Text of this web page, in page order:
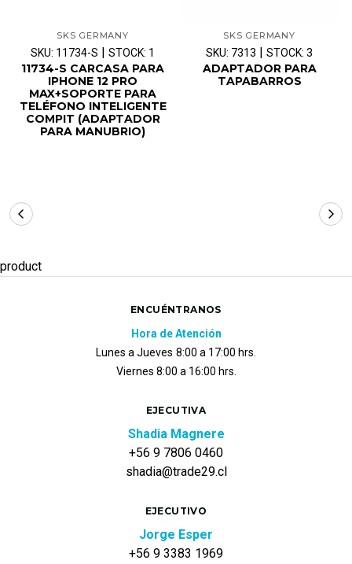
SKS GERMANY
SKU: 11734-S STOCK: 1
11734-S CARCASA PARA
IPHONE 12 PRO
MAX+SOPORTE PARA
TELÉFONO INTELIGENTE
COMPIT (ADAPTADOR
PARA MANUBRIO)
SKS GERMANY
SKU: 7313 STOCK: 3
ADAPTADOR PARA
TAPABARROS
product
ENCUÉNTRANOS
Hora de Atención
Lunes a Jueves 8:00 a 17:00 hrs.
Viernes 8:00 a 16:00 hrs.
EJECUTIVA
Shadia Magnere
+56 9 7806 0460
shadia@trade29.cl
EJECUTIVO
Jorge Esper
+56 9 3383 1969